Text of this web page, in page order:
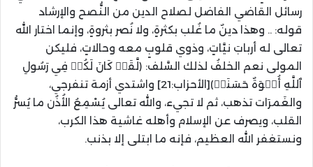
رسائل القاضي الفاضل لصلاح الدين من النُّصح والإرشاد
قوله: .. وهذا دينٌ ما غُلب بكثرةٍ، ولا نُصر بثروةٍ، وإنما اختار الله
تعالى له أربابَ نيَّاتٍ، وذوي قلوبٍ معه وحالاتٍ، فليكن
المولى نعم الخلفُ لذلك السَّلف: ﴿لَّقَدۡ كَانَ لَكُمۡ فِي رَسُولِ
ٱللَّهِ أُسۡوَةٌ حَسَنَةٞ﴾[ الأحزاب:21]
واشتدي أزمة تنفرجي،
والغَمرَات تذهب، ثم لا تجيء، والله تعالى يُسْمِعُ الأُذُن ما يُسرُّ
القلب، ويصرف عن الإسلام وأهله غاشية هذا الكرب،
ونستغفر الله العظيم، فإنه ما ابتلى إلا بذنب.